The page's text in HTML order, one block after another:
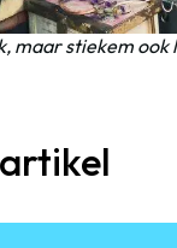
maar stiekem ook